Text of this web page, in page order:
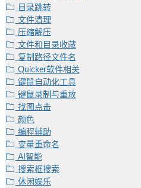
目录跳转
文件清理
压缩解压
文件和目录收藏
复制路径文件名
Quicker软件相关
键鼠自动化工具
键鼠录制与重放
找图点击
颜色
编程辅助
变量重命名
AI智能
搜索框搜索
休闲娱乐